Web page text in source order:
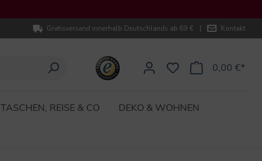
Gratisversand innerhalb Deutschlands ab 69 € | Kontakt
0,00 €*
TASCHEN, REISE & CO
DEKO & WOHNEN